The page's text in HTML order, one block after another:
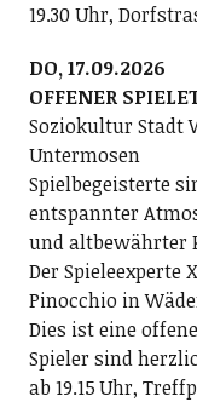
19.30 Uhr,
DO, 17.09.2026
OFFENER
Soziokultur Stadt
Untermosen
Spielbegeisterte
entspannter
und altbewährter
Der Spieleexperte
Pinocchio in
Dies ist eine
Spieler sind
ab 19.15 Uhr,